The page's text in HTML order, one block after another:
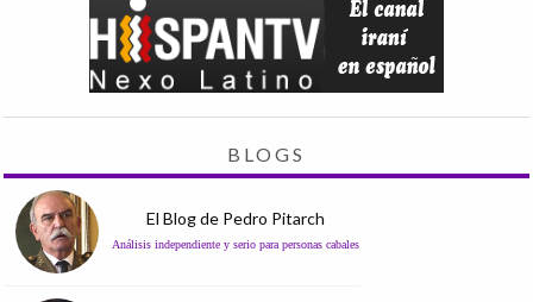
BLOGS
El Blog de Pedro Pitarch
Análisis independiente y serio para personas cabales